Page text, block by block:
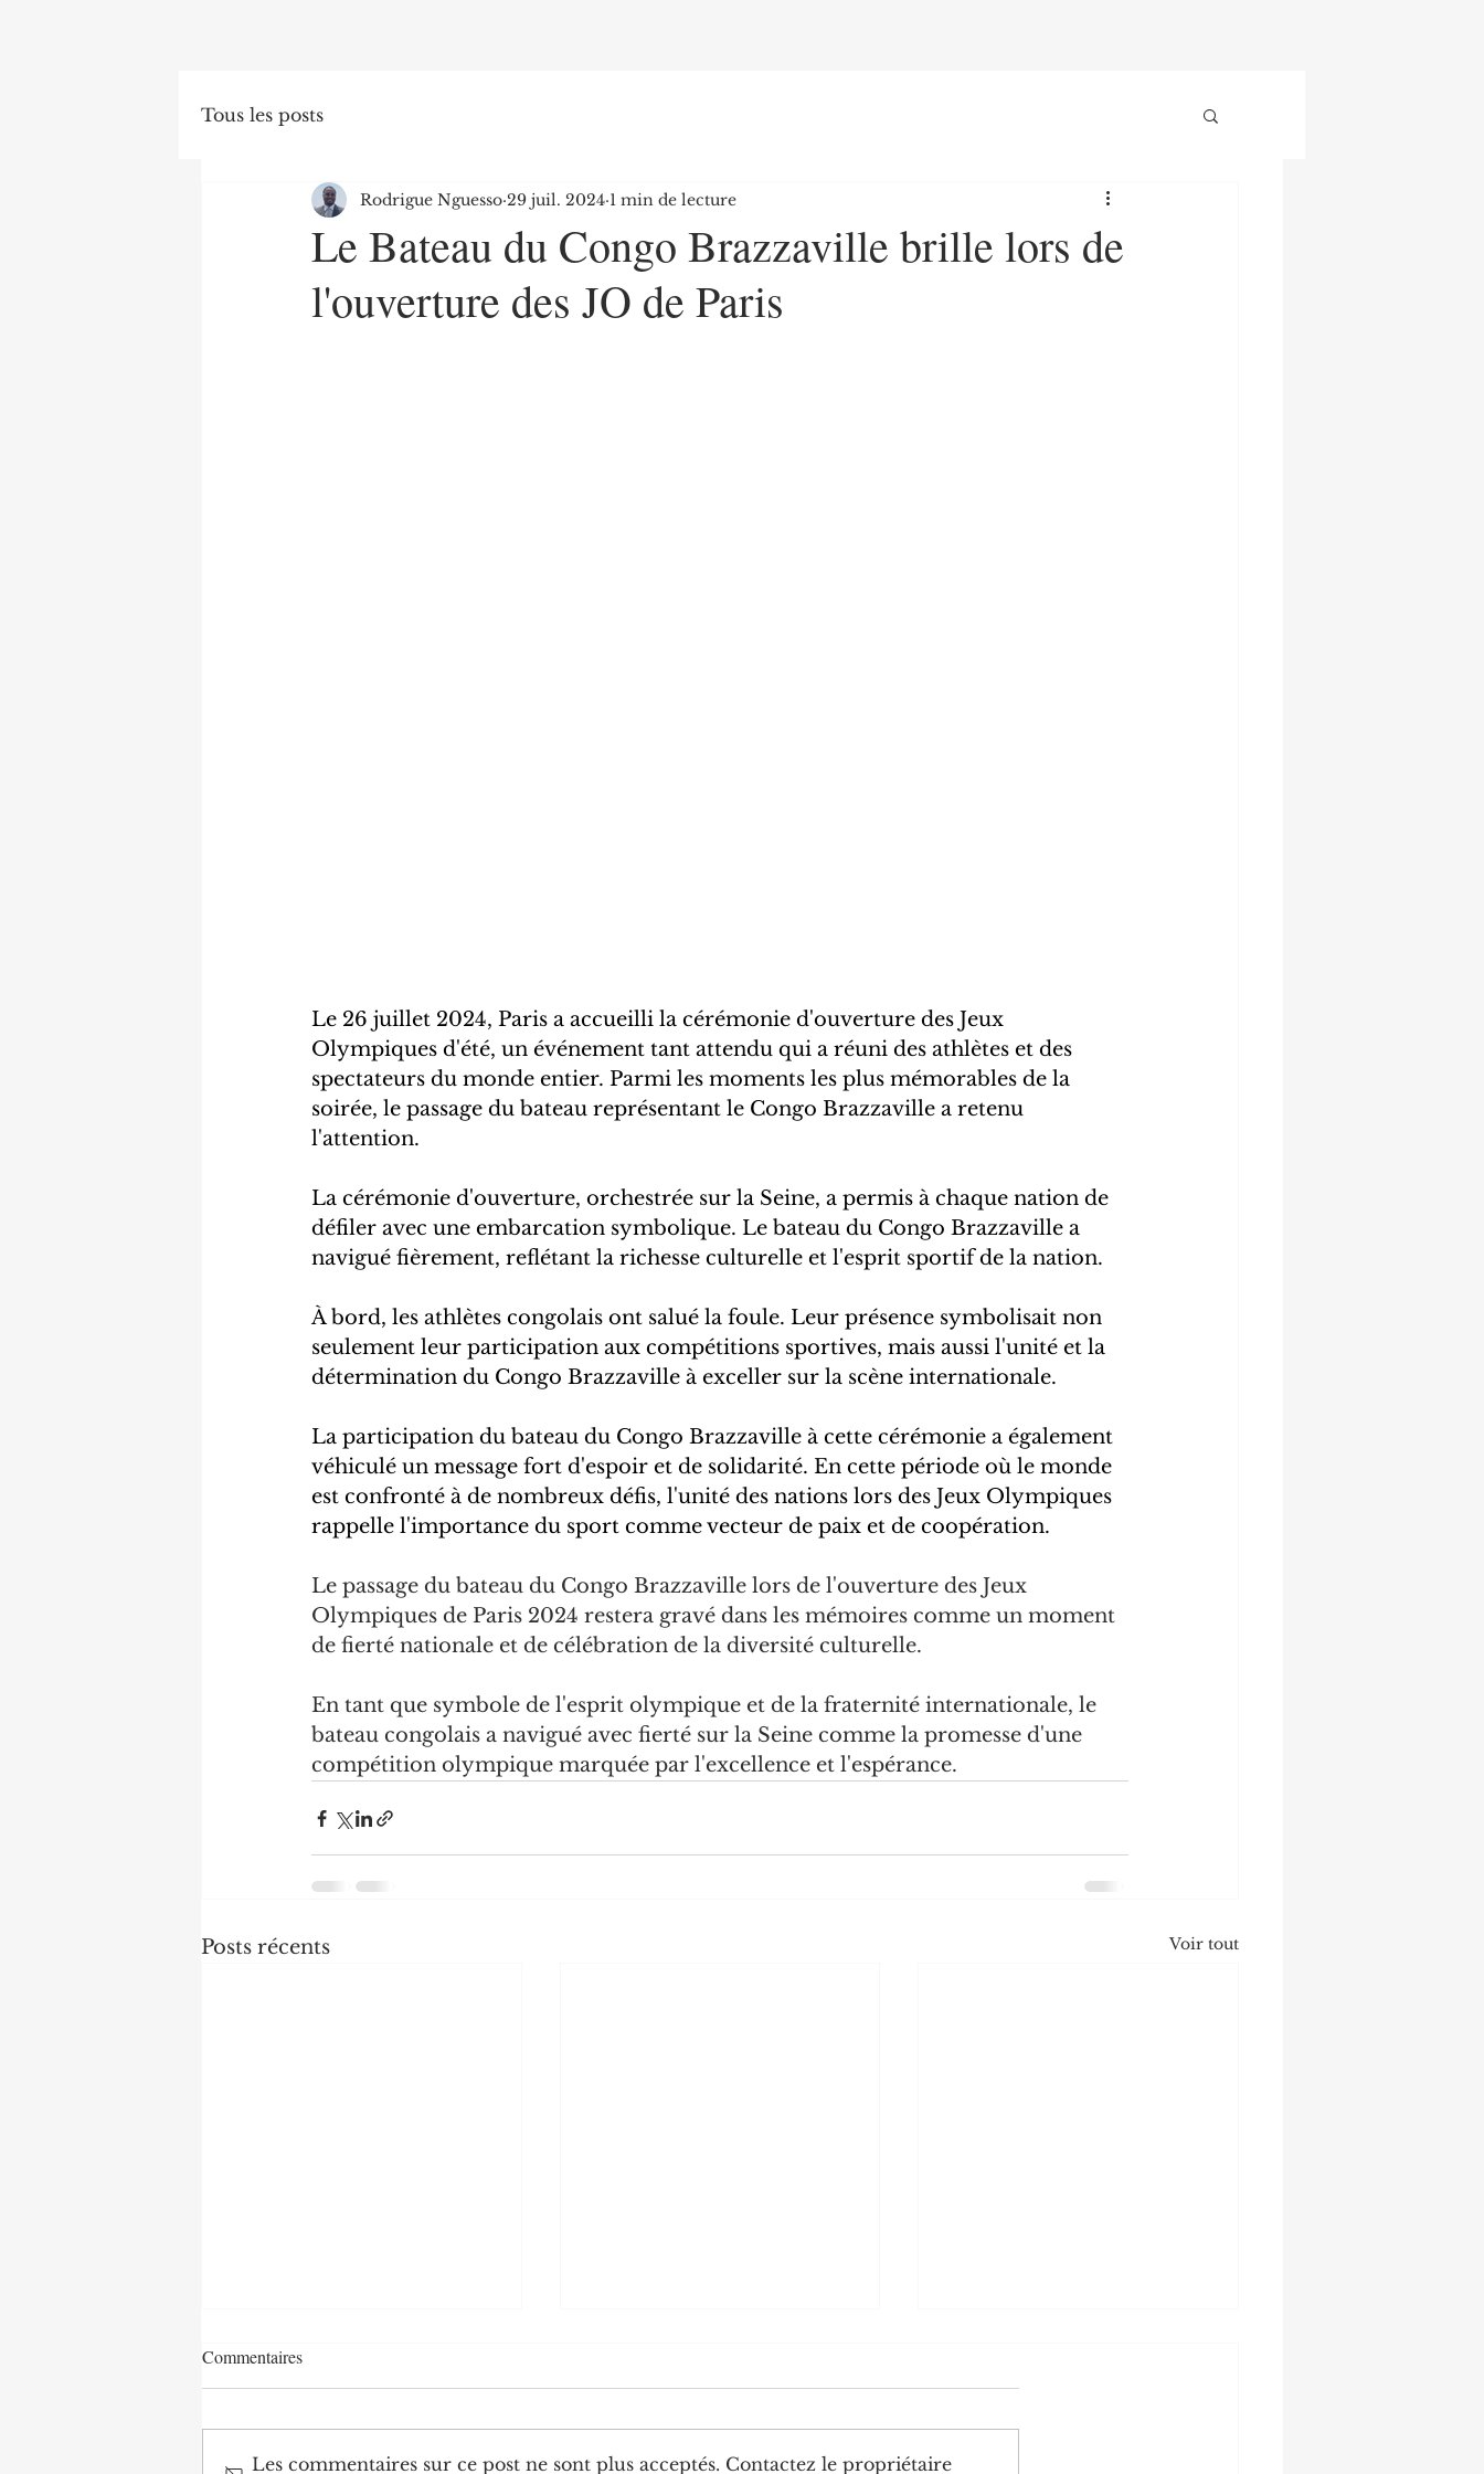
Tous les posts
Le Bateau du Congo Brazzaville brille lors de
l'ouverture des JO de Paris
Rodrigue Nguesso 29 juil. 2024 1 min de lecture
Le 26 juillet 2024, Paris a accueilli la cérémonie d'ouverture des Jeux
Olympiques d'été, un événement tant attendu qui a réuni des athlètes et des
spectateurs du monde entier. Parmi les moments les plus mémorables de la
soirée, le passage du bateau représentant le Congo Brazzaville a retenu
l'attention.
La cérémonie d'ouverture, orchestrée sur la Seine, a permis à chaque nation de
défiler avec une embarcation symbolique. Le bateau du Congo Brazzaville a
navigué fièrement, reflétant la richesse culturelle et l'esprit sportif de la nation.
À bord, les athlètes congolais ont salué la foule. Leur présence symbolisait non
seulement leur participation aux compétitions sportives, mais aussi l'unité et la
détermination du Congo Brazzaville à exceller sur la scène internationale.
La participation du bateau du Congo Brazzaville à cette cérémonie a également
véhiculé un message fort d'espoir et de solidarité. En cette période où le monde
est confronté à de nombreux défis, l'unité des nations lors des Jeux Olympiques
rappelle l'importance du sport comme vecteur de paix et de coopération.
Le passage du bateau du Congo Brazzaville lors de l'ouverture des Jeux
Olympiques de Paris 2024 restera gravé dans les mémoires comme un moment
de fierté nationale et de célébration de la diversité culturelle.
En tant que symbole de l'esprit olympique et de la fraternité internationale, le
bateau congolais a navigué avec fierté sur la Seine comme la promesse d'une
compétition olympique marquée par l'excellence et l'espérance.
Posts récents Voir tout
Commentaires
Les commentaires sur ce post ne sont plus acceptés. Contactez le propriétaire